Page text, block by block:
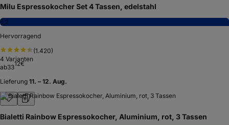
Milu Espressokocher Set 4 Tassen, edelstahl
8,2
Hervorragend
(1.420)
4 Varianten
ab3312€
Lieferung 11. – 12. Aug.
Bialetti Rainbow Espressokocher, Aluminium, rot, 3 Tassen